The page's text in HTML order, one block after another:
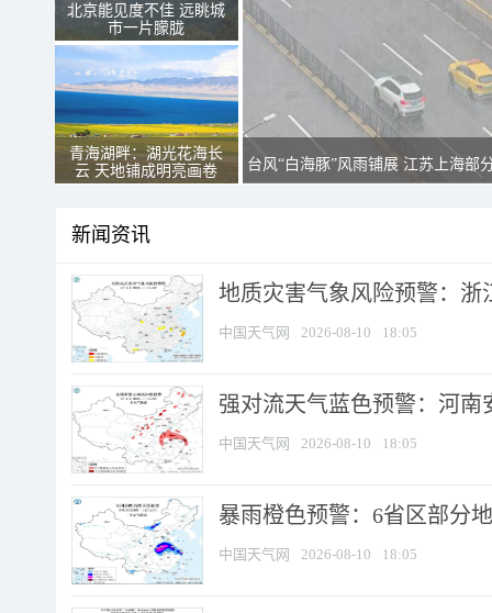
北京能见度不佳 远眺城
市一片朦胧
青海湖畔：湖光花海长
云 天地铺成明亮画卷
台风“白海豚”风雨铺展 江苏上海部
新闻资讯
地质灾害气象风险预警：浙
中国天气网 2026-08-10 18:05
强对流天气蓝色预警：河南
中国天气网 2026-08-10 18:05
暴雨橙色预警：6省区部分
中国天气网 2026-08-10 18:05